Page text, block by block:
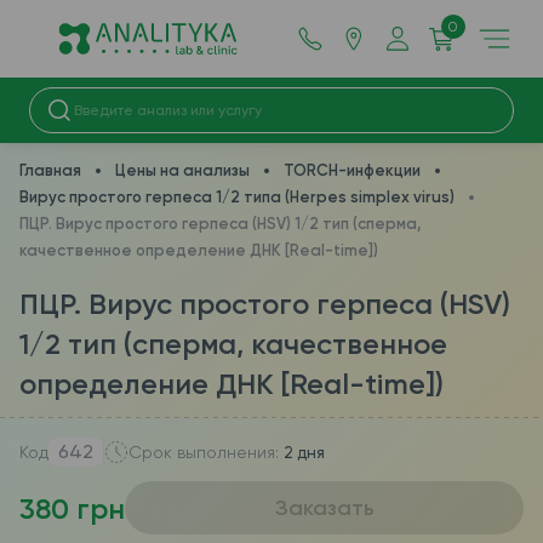
0
Главная Цены на анализы
TORCH-инфекции
Вирус простого герпеса 1/2 типа (Herpes simplex virus)
ПЦР. Вирус простого герпеса (HSV) 1/2 тип (сперма,
качественное определение ДНК [Real-time])
ПЦР. Вирус простого герпеса (HSV)
1/2 тип (сперма, качественное
определение ДНК [Real-time])
Код 642 Срок выполнения: 2 дня
380 грн Заказать